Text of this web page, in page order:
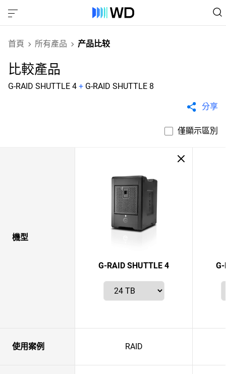
首頁 所有產品 产品比较
比較產品
G-RAID SHUTTLE 4 + G-RAID SHUTTLE 8
分享
僅顯示區別
機型
G-RAID SHUTTLE 4
使用案例 RAID